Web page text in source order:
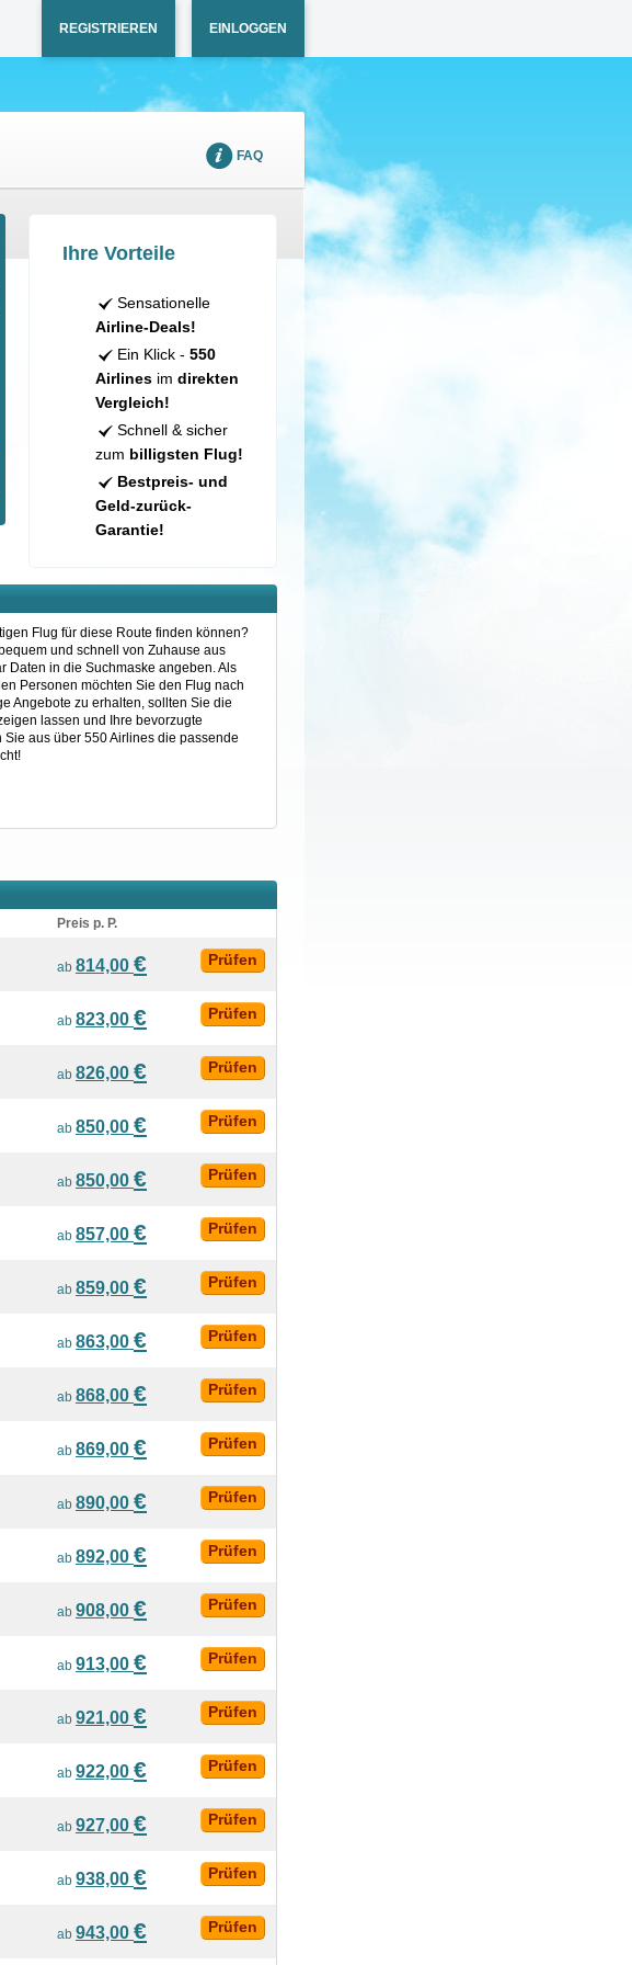
REGISTRIEREN EINLOGGEN
FAQ
Ihre Vorteile
Sensationelle
Airline-Deals!
Ein Klick - 550
Airlinesim direkten
Vergleich!
Schnell & sicher
zum billigsten Flug!
Bestpreis- und
Geld-zurück-
Garantie!
Flug für diese Route finden können?
und schnell von Zuhause aus
Daten in die Suchmaske angeben. Als
Personen möchten Sie den Flug nach
Angebote zu erhalten, sollten Sie die
lassen und Ihre bevorzugte
aus über 550 Airlines die passende
Preis p. P.
ab 814,00 € Prüfen
ab 823,00 € Prüfen
ab 826,00 € Prüfen
ab 850,00 € Prüfen
ab 850,00 € Prüfen
ab 857,00 € Prüfen
ab 859,00 € Prüfen
ab 863,00 € Prüfen
ab 868,00 € Prüfen
ab 869,00 € Prüfen
ab 890,00 € Prüfen
ab 892,00 € Prüfen
ab 908,00 € Prüfen
ab 913,00 € Prüfen
ab 921,00 € Prüfen
ab 922,00 € Prüfen
ab 927,00 € Prüfen
ab 938,00 € Prüfen
ab 943,00 € Prüfen